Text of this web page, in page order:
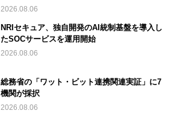
2026.08.06
NRIセキュア、独自開発のAI統制基盤を導入し
たSOCサービスを運用開始
2026.08.06
総務省の「ワット・ビット連携関連実証」に7
機関が採択
2026.08.06